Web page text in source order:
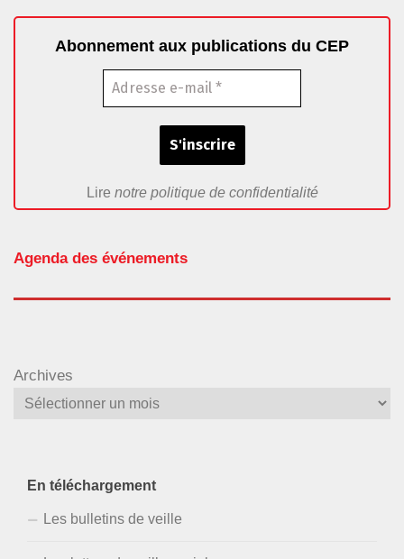
Abonnement aux publications du CEP
Lire notre politique de confidentialité
Agenda des événements
Archives
En téléchargement
Les bulletins de veille